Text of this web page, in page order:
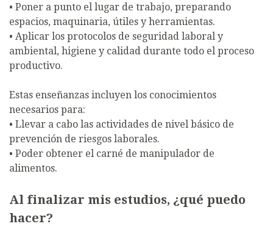
• Poner a punto el lugar de trabajo, preparando
espacios, maquinaria, útiles y herramientas.
• Aplicar los protocolos de seguridad laboral y
ambiental, higiene y calidad durante todo el proceso
productivo.
Estas enseñanzas incluyen los conocimientos
necesarios para:
• Llevar a cabo las actividades de nivel básico de
prevención de riesgos laborales.
• Poder obtener el carné de manipulador de
alimentos.
Al finalizar mis estudios, ¿qué puedo
hacer?